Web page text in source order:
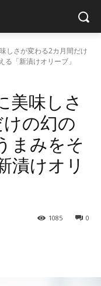
しさが変わる2カ月間だけ
「新漬けオリーブ」
美味しさ
の幻の
まみをそ
漬けオリ
0
1085